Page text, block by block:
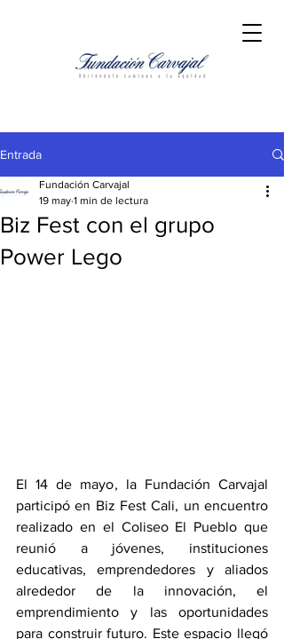
Entrada
Biz Fest con el grupo
Power Lego
Fundación Carvajal
19 may 1 min de lectura
El 14 de mayo, la Fundación Carvajal
participó en Biz Fest Cali, un encuentro
realizado en el Coliseo El Pueblo que
reunió a jóvenes, instituciones
educativas, emprendedores y aliados
alrededor de la innovación, el
emprendimiento y las oportunidades
para construir futuro. Este espacio llegó